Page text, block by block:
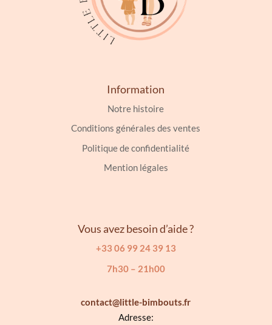
Information
Notre histoire
Conditions générales des ventes
Politique de confidentialité
Mention légales
Vous avez besoin d’aide ?
+33 06 99 24 39 13
7h30 – 21h00
contact@little-bimbouts.fr
Adresse: